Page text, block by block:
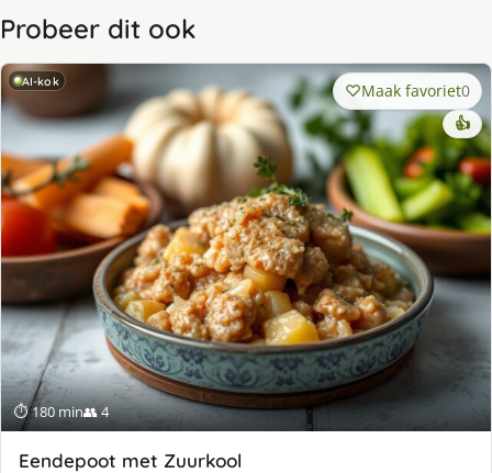
Probeer dit ook
AI-kok
⏱ 180 min👥 4
Maak favoriet0
👍
Eendepoot met Zuurkool